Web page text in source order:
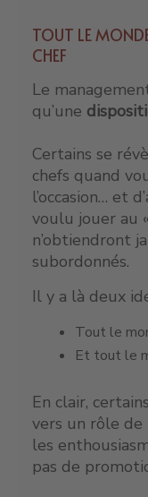
TOUT LE
CHEF
Le
qu’une
Certains se
chefs quand
l’occasion… et
voulu jouer au
n’obtiendront
subordonnés.
Il y a là deux
Tout le
Et tout le
En clair,
vers un rôle de
les
pas de